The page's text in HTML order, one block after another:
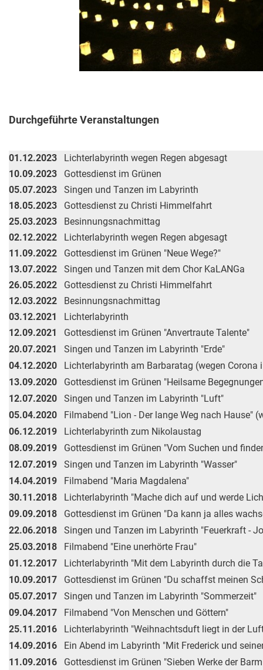
Durchgeführte Veranstaltungen
01.12.2023
Lichterlabyrinth wegen Regen abgesagt
10.09.2023
Gottesdienst im Grünen
05.07.2023
Singen und Tanzen im Labyrinth
18.05.2023
Gottesdienst zu Christi Himmelfahrt
25.03.2023
Besinnungsnachmittag
02.12.2022
Lichterlabyrinth wegen Regen abgesagt
11.09.2022
Gottesdienst im Grünen "Neue Wege?"
13.07.2022
Singen und Tanzen mit dem Chor KaLANGa
26.05.2022
Gottesdienst zu Christi Himmelfahrt
12.03.2022
Besinnungsnachmittag
03.12.2021
Lichterlabyrinth
12.09.2021
Gottesdienst im Grünen "Anvertraute Talente"
20.07.2021
Singen und Tanzen im Labyrinth "Erde"
04.12.2020
Lichterlabyrinth am Barbaratag (wegen Corona
13.09.2020
Gottesdienst im Grünen "Heilsame
12.07.2020
Singen und Tanzen im Labyrinth "Luft"
05.04.2020
Filmabend "Lion - Der lange Weg nach Hause"
06.12.2019
Lichterlabyrinth zum Nikolaustag
08.09.2019
Gottesdienst im Grünen "Vom Suchen und
12.07.2019
Singen und Tanzen im Labyrinth "Wasser"
14.04.2019
Filmabend "Maria Magdalena"
30.11.2018
Lichterlabyrinth "Mache dich auf und werde
09.09.2018
Gottesdienst im Grünen "Da kann ja alles
22.06.2018
Singen und Tanzen im Labyrinth "Feuerkraft -
25.03.2018
Filmabend "Eine unerhörte Frau"
01.12.2017
Lichterlabyrinth "Mit dem Labyrinth durch die
10.09.2017
Gottesdienst im Grünen "Du schaffst meinen
05.07.2017
Singen und Tanzen im Labyrinth "Sommerzeit"
09.04.2017
Filmabend "Von Menschen und Göttern"
25.11.2016
Lichterlabyrinth "Weihnachtsduft liegt in der
14.09.2016
Ein Abend im Labyrinth "Mit Frederick und
11.09.2016
Gottesdienst im Grünen "Sieben Werke der